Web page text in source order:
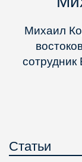
Михаил
сотрудник
Статьи